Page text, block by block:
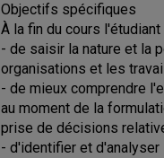
Objectifs spécifiques
À la fin du cours
- de saisir la nature et la
organisations et les
- de mieux comprendre
au moment de la
prise de décisions
- d'identifier et